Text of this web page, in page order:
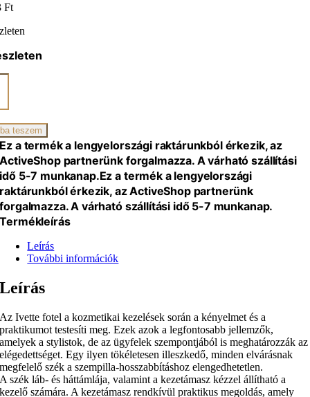
Ft
teszem
Ez a termék a lengyelországi raktárunkból érkezik, az
ActiveShop partnerünk forgalmazza. A várható szállítási
idő 5-7 munkanap.Ez a termék a lengyelországi
raktárunkból érkezik, az ActiveShop partnerünk
forgalmazza. A várható szállítási idő 5-7 munkanap.
Termékleírás
Leírás
További információk
Leírás
Az Ivette fotel a kozmetikai kezelések során a kényelmet és a
praktikumot testesíti meg. Ezek azok a legfontosabb jellemzők,
amelyek a stylistok, de az ügyfelek szempontjából is meghatározzák az
elégedettséget. Egy ilyen tökéletesen illeszkedő, minden elvárásnak
megfelelő szék a szempilla-hosszabbításhoz elengedhetetlen.
A szék láb- és háttámlája, valamint a kezetámasz kézzel állítható a
kezelő számára. A kezetámasz rendkívül praktikus megoldás, amely